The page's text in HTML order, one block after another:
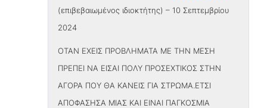
με5από 5
(επιβεβαιωμένος ιδιοκτήτης) – 10 Σεπτεμβρίου
2024
ΟΤΑΝ ΕΧΕΙΣ ΠΡΟΒΛΗΜΑΤΑ ΜΕ ΤΗΝ ΜΕΣΗ
ΠΡΕΠΕΙ ΝΑ ΕΙΣΑΙ ΠΟΛΥ ΠΡΟΣΕΧΤΙΚΟΣ ΣΤΗΝ
ΑΓΟΡΑ ΠΟΥ ΘΑ ΚΑΝΕΙΣ ΓΙΑ ΣΤΡΩΜΑ.ΕΤΣΙ
ΑΠΟΦΑΣΗΣΑ ΜΙΑΣ ΚΑΙ ΕΙΝΑΙ ΠΑΓΚΟΣΜΙΑ